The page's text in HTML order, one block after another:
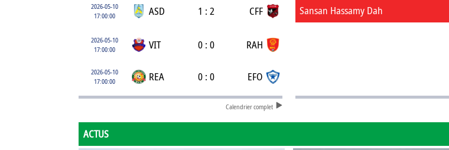
2026-05-10
17:00:00
ASD 1 : 2 CFF
2026-05-10
17:00:00
VIT 0 : 0 RAH
2026-05-10
17:00:00
REA 0 : 0 EFO
Calendrier complet
Sansan Hassamy Dah
ACTUS